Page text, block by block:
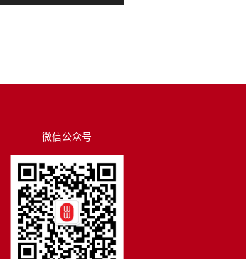
用
来
高
或
降
低
音
微信公众号